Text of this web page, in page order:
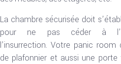
La chambre sécurisée doit
pour ne pas céder à
l’insurrection. Votre panic
de plafonnier et aussi une